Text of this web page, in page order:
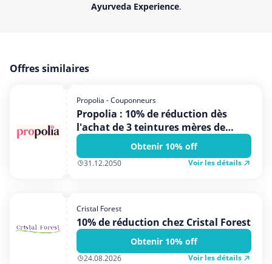
Ayurveda Experience.
Offres similaires
Propolia - Couponneurs
Propolia : 10% de réduction dès
l'achat de 3 teintures mères de
propolis
Obtenir 10% off
31.12.2050 Voir les détails
Cristal Forest
10% de réduction chez Cristal Forest
Obtenir 10% off
24.08.2026 Voir les détails